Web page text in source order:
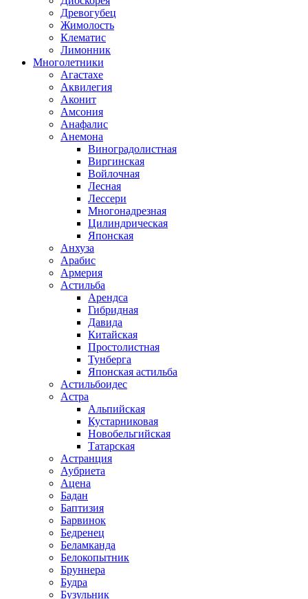
Древогубец
Жимолость
Клематис
Лимонник
Многолетники
Агастахе
Аквилегия
Аконит
Амсония
Анафалис
Анемона
Виноградолистная
Виргинская
Войлочная
Лесная
Лессери
Многонадрезная
Цилиндрическая
Японская
Анхуза
Арабис
Армерия
Астильба
Арендса
Гибридная
Давида
Китайская
Простолистная
Тунберга
Японская астильба
Астильбоидес
Астра
Альпийская
Кустарниковая
Новобельгийская
Татарская
Астранция
Аубриета
Ацена
Бадан
Баптизия
Барвинок
Бедренец
Беламканда
Белокопытник
Бруннера
Будра
Бузульник